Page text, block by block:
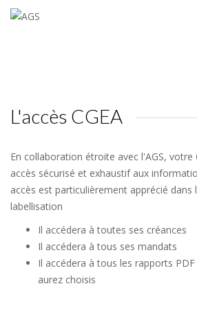
L'accès CGEA
En collaboration étroite avec l'AGS,
accès sécurisé et exhaustif aux
accès est particulièrement apprécié dans
labellisation
Il accédera à toutes ses créances
Il accédera à tous ses mandats
Il accédera à tous les rapports
aurez choisis